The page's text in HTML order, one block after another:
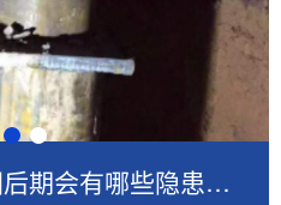
金昌软土地基不加固后期会有哪些隐患？如何提前预防！